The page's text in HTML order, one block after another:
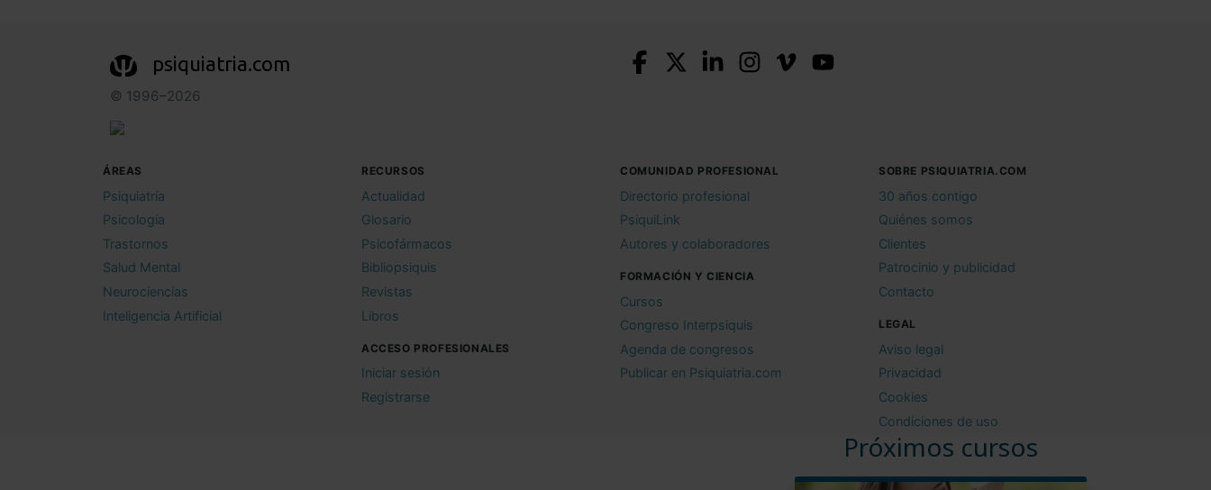
Próximos cursos
psiquiatria.com
© 1996–2026
ÁREAS
Psiquiatría
Psicología
Trastornos
Salud Mental
Neurociencias
Inteligencia Artificial
RECURSOS
Actualidad
Glosario
Psicofármacos
Bibliopsiquis
Revistas
Libros
ACCESO PROFESIONALES
Iniciar sesión
Registrarse
COMUNIDAD PROFESIONAL
Directorio profesional
PsiquiLink
Autores y colaboradores
FORMACIÓN Y CIENCIA
Cursos
Congreso Interpsiquis
Agenda de congresos
Publicar en Psiquiatria.com
SOBRE PSIQUIATRIA.COM
30 años contigo
Quiénes somos
Clientes
Patrocinio y publicidad
Contacto
LEGAL
Aviso legal
Privacidad
Cookies
Condiciones de uso